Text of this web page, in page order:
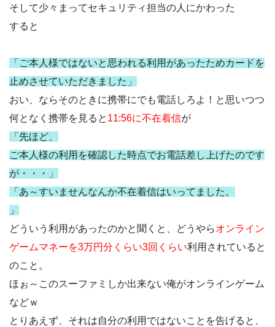
そして少々まってセキュリティ担当の人にかわった
すると
「ご本人様ではないと思われる利用があったためカードを
止めさせていただきました」
おい、ならそのときに携帯にでも電話しろよ！と思いつつ
何となく携帯を見ると 11:56に不在着信が
「先ほど、
ご本人様の利用を確認した時点でお電話差し上げたのです
が・・・」
「あ～すいませんなんか不在着信はいってました。
」
どういう利用があったのかと聞くと、どうやらオンライン
ゲームマネーを3万円分くらい3回くらい利用されていると
のこと。
ほぉ～このスーファミしか出来ない俺がオンラインゲーム
などｗ
とりあえず、それは自分の利用ではないことを告げると、